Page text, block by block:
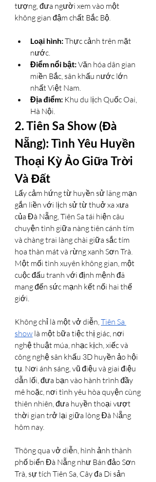
tượng, đưa người xem vào một
không gian đậm chất Bắc Bộ.
Loại hình: Thực cảnh trên mặt
nước.
Điểm nổi bật: Văn hóa dân gian
miền Bắc, sân khấu nước lớn
nhất Việt Nam.
Địa điểm: Khu du lịch Quốc Oai,
Hà Nội.
2. Tiên Sa Show (Đà
Nẵng): Tình Yêu Huyền
Thoại Kỳ Ảo Giữa Trời
Và Đất
Lấy cảm hứng từ huyền sử lãng mạn
gắn liền với lịch sử từ thuở xa xưa
của Đà Nẵng, Tiên Sa tái hiện câu
chuyện tình giữa nàng tiên cánh tím
và chàng trai làng chài giữa sắc tím
hoa thàn mát và rừng xanh Sơn Trà.
Một mối tình xuyên không gian, một
cuộc đấu tranh với định mệnh đã
mang đến sức mạnh kết nối hai thế
giới.
Không chỉ là một vở diễn, Tiên Sa
show là một bữa tiệc thị giác, nơi
nghệ thuật múa, nhạc kịch, xiếc và
công nghệ sân khấu 3D huyền ảo hội
tụ. Nơi ánh sáng, vũ điệu và giai điệu
dẫn lối, đưa bạn vào hành trình đầy
mê hoặc, nơi tình yêu hòa quyện cùng
thiên nhiên, đưa huyền thoại vượt
thời gian trở lại giữa lòng Đà Nẵng
hôm nay.
Thông qua vở diễn, hình ảnh thành
phố biển Đà Nẵng như Bán đảo Sơn
Trà, sự tích Tiên Sa, Cây đa Di sản